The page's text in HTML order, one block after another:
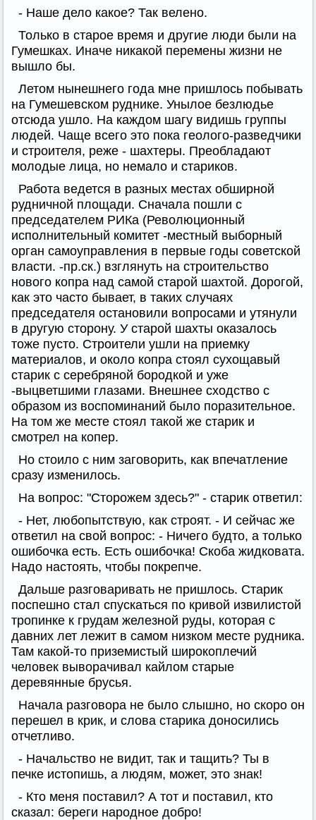
- Наше дело какое? Так велено.
Только в старое время и другие люди были на
Гумешках. Иначе никакой перемены жизни не
вышло бы.
Летом нынешнего года мне пришлось побывать
на Гумешевском руднике. Унылое безлюдье
отсюда ушло. На каждом шагу видишь группы
людей. Чаще всего это пока геолого-разведчики
и строителя, реже - шахтеры. Преобладают
молодые лица, но немало и стариков.
Работа ведется в разных местах обширной
рудничной площади. Сначала пошли с
председателем РИКа (Революционный
исполнительный комитет -местный выборный
орган самоуправления в первые годы советской
власти. -пр.ск.) взглянуть на строительство
нового копра над самой старой шахтой. Дорогой,
как это часто бывает, в таких случаях
председателя остановили вопросами и утянули
в другую сторону. У старой шахты оказалось
тоже пусто. Строители ушли на приемку
материалов, и около копра стоял сухощавый
старик с серебряной бородкой и уже
-выцветшими глазами. Внешнее сходство с
образом из воспоминаний было поразительное.
На том же месте стоял такой же старик и
смотрел на копер.
Но стоило с ним заговорить, как впечатление
сразу изменилось.
На вопрос: "Сторожем здесь?" - старик ответил:
- Нет, любопытствую, как строят. - И сейчас же
ответил на свой вопрос: - Ничего будто, а только
ошибочка есть. Есть ошибочка! Скоба жидковата.
Надо настоять, чтобы покрепче.
Дальше разговаривать не пришлось. Старик
поспешно стал спускаться по кривой извилистой
тропинке к грудам железной руды, которая с
давних лет лежит в самом низком месте рудника.
Там какой-то приземистый широкоплечий
человек выворачивал кайлом старые
деревянные брусья.
Начала разговора не было слышно, но скоро он
перешел в крик, и слова старика доносились
отчетливо.
- Начальство не видит, так и тащить? Ты в
печке истопишь, а людям, может, это знак!
- Кто меня поставил? А тот и поставил, кто
сказал: береги народное добро!